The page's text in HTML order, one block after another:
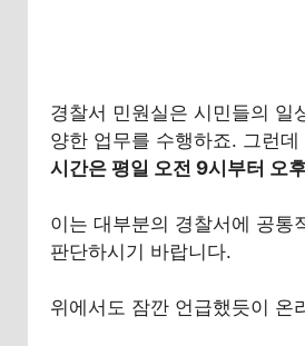
경찰서 민원실은 시민들의 일
양한 업무를 수행하죠. 그런
시간은 평일 오전 9시부터 오
이는 대부분의 경찰서에 공통
판단하시기 바랍니다.
위에서도 잠깐 언급했듯이 온